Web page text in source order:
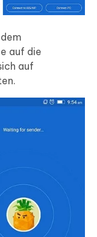
auf die
auf